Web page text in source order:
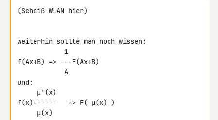
(Scheiß WLAN hier)
weiterhin sollte man noch wissen:
f(Ax+B) => ---F(Ax+B)
und:
f(x)=-----   => F( µ(x) )